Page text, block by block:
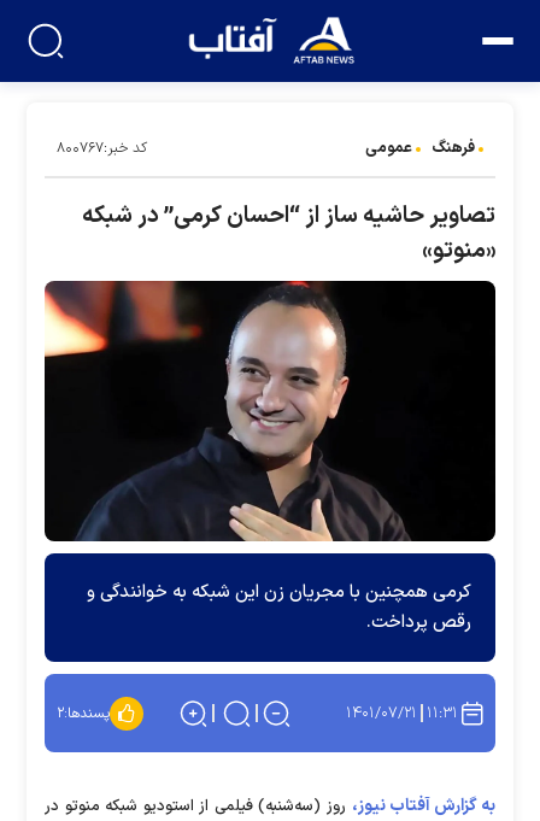
فرهنگ عمومی کد خبر:۸۰۰۷۶۷
تصاویر حاشیه ساز از “احسان کرمی” در شبکه
«منوتو»
کرمی همچنین با مجریان زن این شبکه به خوانندگی و
رقص پرداخت.
۱۱:۳۱ ۱۴۰۱/۰۷/۲۱ پسندها:۲
به گزارش آفتاب نیوز، روز (سه‌شنبه) فیلمی از استودیو شبکه منوتو در